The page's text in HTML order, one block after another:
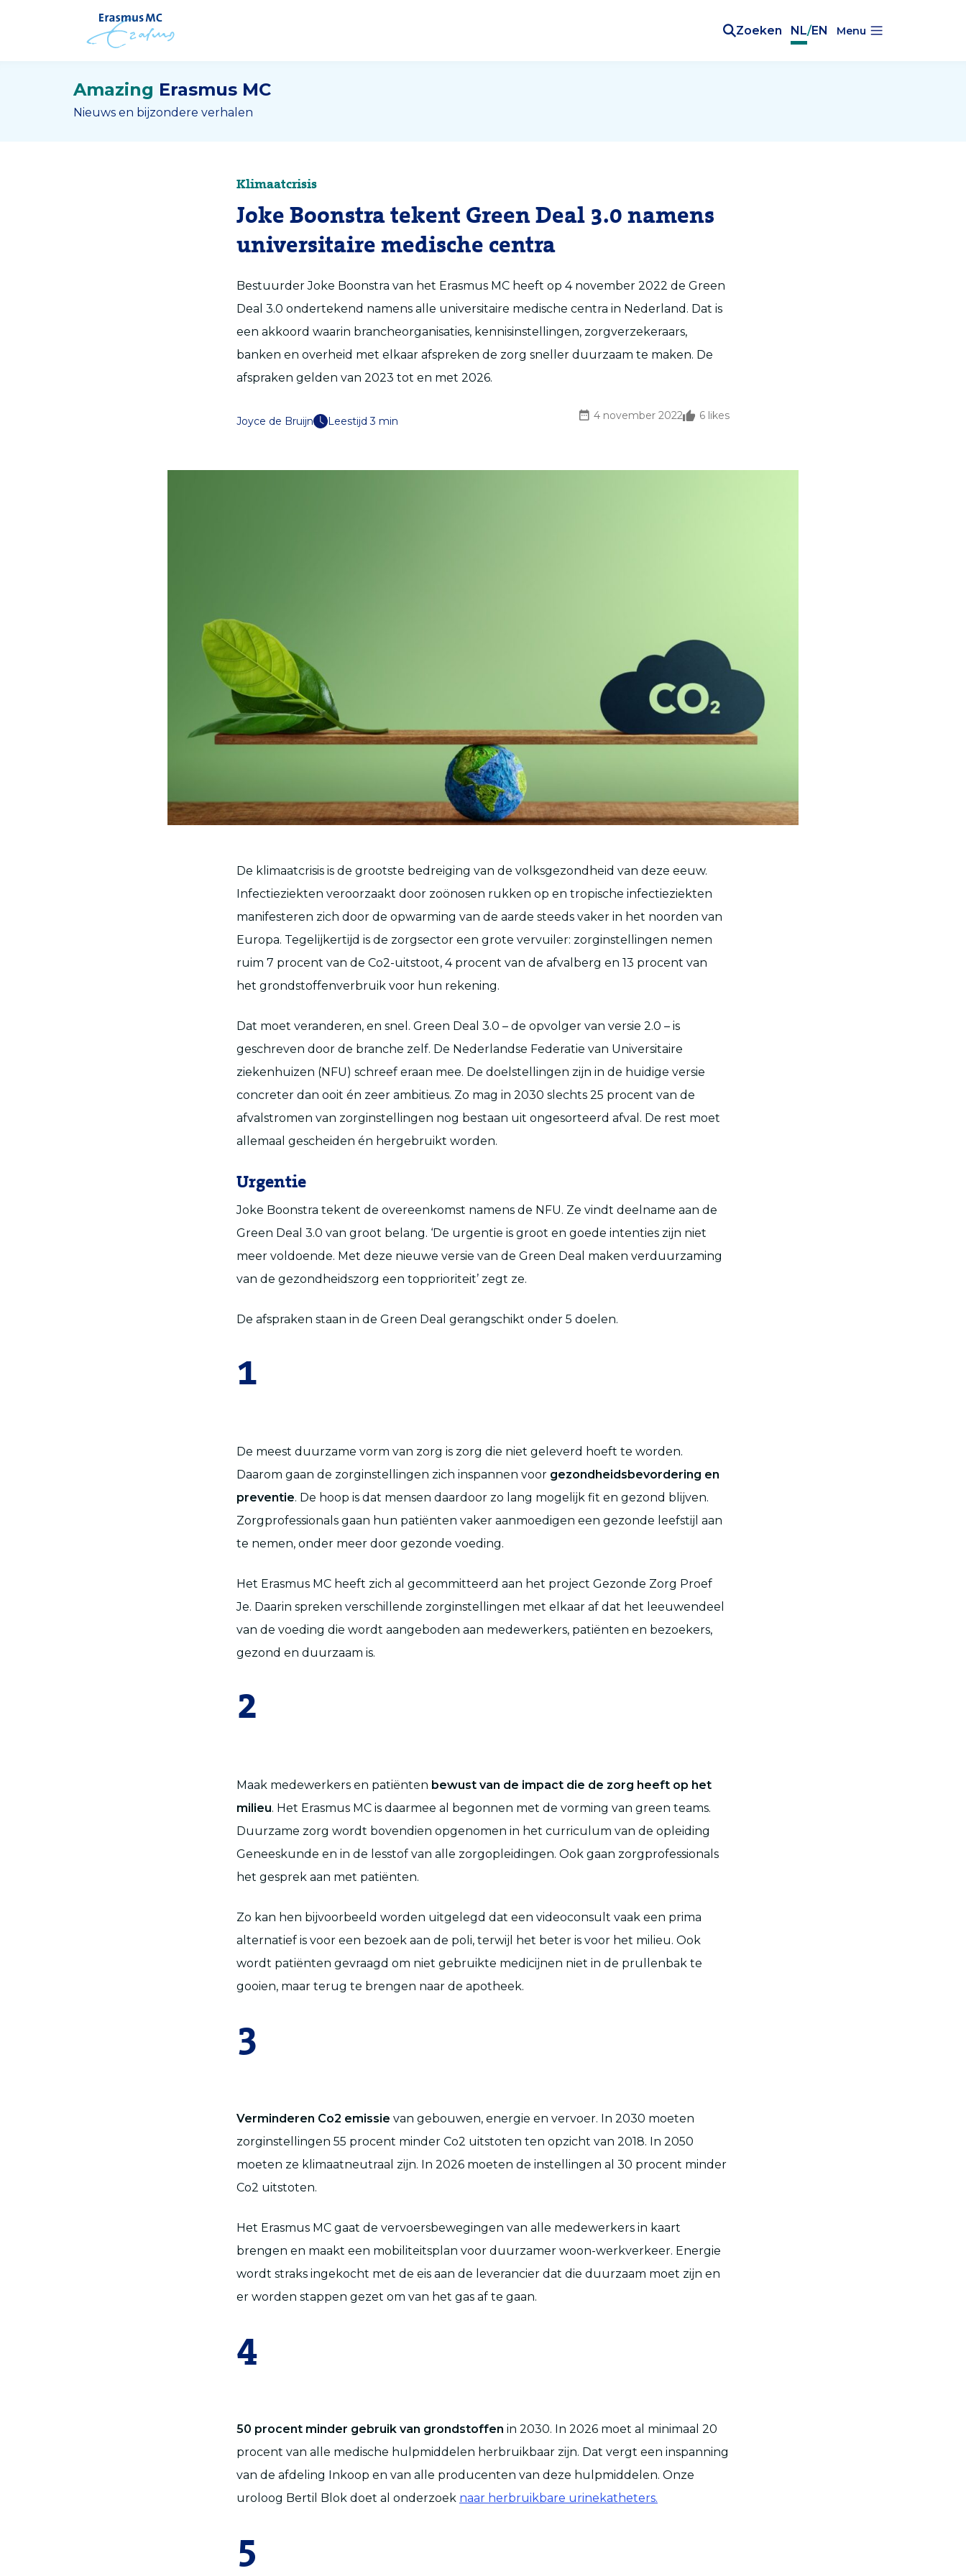
Zoeken NL/EN Menu
Amazing Erasmus MC
Nieuws en bijzondere verhalen
Klimaatcrisis
Joke Boonstra tekent Green Deal 3.0 namens
universitaire medische centra
Bestuurder Joke Boonstra van het Erasmus MC heeft op 4 november 2022 de Green
Deal 3.0 ondertekend namens alle universitaire medische centra in Nederland. Dat is
een akkoord waarin brancheorganisaties, kennisinstellingen, zorgverzekeraars,
banken en overheid met elkaar afspreken de zorg sneller duurzaam te maken. De
afspraken gelden van 2023 tot en met 2026.
Joyce de Bruijn Leestijd 3 min 4 november 2022 6 likes
De klimaatcrisis is de grootste bedreiging van de volksgezondheid van deze eeuw.
Infectieziekten veroorzaakt door zoönosen rukken op en tropische infectieziekten
manifesteren zich door de opwarming van de aarde steeds vaker in het noorden van
Europa. Tegelijkertijd is de zorgsector een grote vervuiler: zorginstellingen nemen
ruim 7 procent van de Co2-uitstoot, 4 procent van de afvalberg en 13 procent van
het grondstoffenverbruik voor hun rekening.
Dat moet veranderen, en snel. Green Deal 3.0 – de opvolger van versie 2.0 – is
geschreven door de branche zelf. De Nederlandse Federatie van Universitaire
ziekenhuizen (NFU) schreef eraan mee. De doelstellingen zijn in de huidige versie
concreter dan ooit én zeer ambitieus. Zo mag in 2030 slechts 25 procent van de
afvalstromen van zorginstellingen nog bestaan uit ongesorteerd afval. De rest moet
allemaal gescheiden én hergebruikt worden.
Urgentie
Joke Boonstra tekent de overeenkomst namens de NFU. Ze vindt deelname aan de
Green Deal 3.0 van groot belang. ‘De urgentie is groot en goede intenties zijn niet
meer voldoende. Met deze nieuwe versie van de Green Deal maken verduurzaming
van de gezondheidszorg een topprioriteit’ zegt ze.
De afspraken staan in de Green Deal gerangschikt onder 5 doelen.
1
De meest duurzame vorm van zorg is zorg die niet geleverd hoeft te worden.
Daarom gaan de zorginstellingen zich inspannen voor gezondheidsbevordering en
preventie. De hoop is dat mensen daardoor zo lang mogelijk fit en gezond blijven.
Zorgprofessionals gaan hun patiënten vaker aanmoedigen een gezonde leefstijl aan
te nemen, onder meer door gezonde voeding.
Het Erasmus MC heeft zich al gecommitteerd aan het project Gezonde Zorg Proef
Je. Daarin spreken verschillende zorginstellingen met elkaar af dat het leeuwendeel
van de voeding die wordt aangeboden aan medewerkers, patiënten en bezoekers,
gezond en duurzaam is.
2
Maak medewerkers en patiënten bewust van de impact die de zorg heeft op het
milieu. Het Erasmus MC is daarmee al begonnen met de vorming van green teams.
Duurzame zorg wordt bovendien opgenomen in het curriculum van de opleiding
Geneeskunde en in de lesstof van alle zorgopleidingen. Ook gaan zorgprofessionals
het gesprek aan met patiënten.
Zo kan hen bijvoorbeeld worden uitgelegd dat een videoconsult vaak een prima
alternatief is voor een bezoek aan de poli, terwijl het beter is voor het milieu. Ook
wordt patiënten gevraagd om niet gebruikte medicijnen niet in de prullenbak te
gooien, maar terug te brengen naar de apotheek.
3
Verminderen Co2 emissie van gebouwen, energie en vervoer. In 2030 moeten
zorginstellingen 55 procent minder Co2 uitstoten ten opzicht van 2018. In 2050
moeten ze klimaatneutraal zijn. In 2026 moeten de instellingen al 30 procent minder
Co2 uitstoten.
Het Erasmus MC gaat de vervoersbewegingen van alle medewerkers in kaart
brengen en maakt een mobiliteitsplan voor duurzamer woon-werkverkeer. Energie
wordt straks ingekocht met de eis aan de leverancier dat die duurzaam moet zijn en
er worden stappen gezet om van het gas af te gaan.
4
50 procent minder gebruik van grondstoffen in 2030. In 2026 moet al minimaal 20
procent van alle medische hulpmiddelen herbruikbaar zijn. Dat vergt een inspanning
van de afdeling Inkoop en van alle producenten van deze hulpmiddelen. Onze
uroloog Bertil Blok doet al onderzoek naar herbruikbare urinekatheters.
5